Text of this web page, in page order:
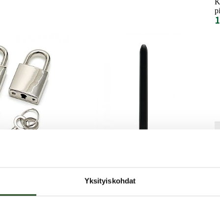
Yksityiskohdat
-
Fleshlight
Sleeve Warmer -